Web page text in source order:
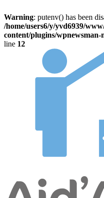
Warning: putenv() has been
/home/users6/y/yvd6939/
content/plugins/
line 12